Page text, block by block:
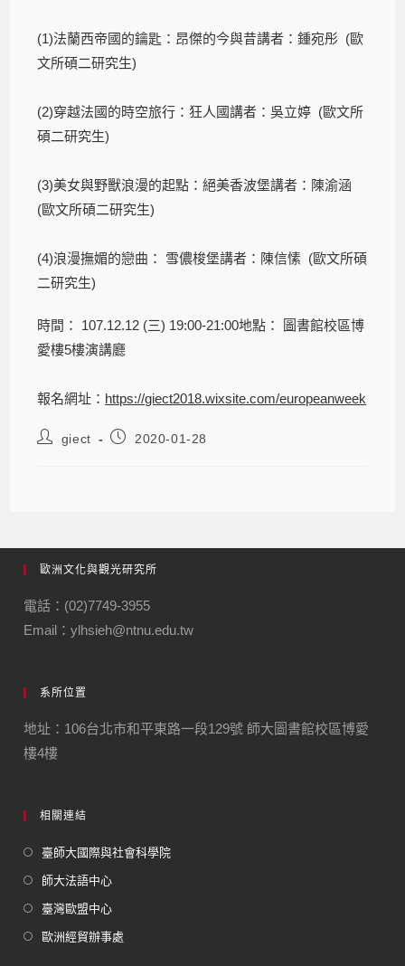
(1)法蘭西帝國的鑰匙：昂傑的今與昔講者：鍾宛彤 (歐
文所碩二研究生)
(2)穿越法國的時空旅行：狂人國講者：吳立婷 (歐文所
碩二研究生)
(3)美女與野獸浪漫的起點：絕美香波堡講者：陳渝涵
(歐文所碩二研究生)
(4)浪漫撫媚的戀曲： 雪儂梭堡講者：陳信愫 (歐文所碩
二研究生)
時間： 107.12.12 (三) 19:00-21:00地點： 圖書館校區博
愛樓5樓演講廳
報名網址： https://giect2018.wixsite.com/europeanweek
giect 2020-01-28
歐洲文化與觀光研究所
電話：(02)7749-3955
Email：ylhsieh@ntnu.edu.tw
系所位置
地址：106台北市和平東路一段129號 師大圖書館校區博愛
樓4樓
相關連結
臺師大國際與社會科學院
師大法語中心
臺灣歐盟中心
歐洲經貿辦事處